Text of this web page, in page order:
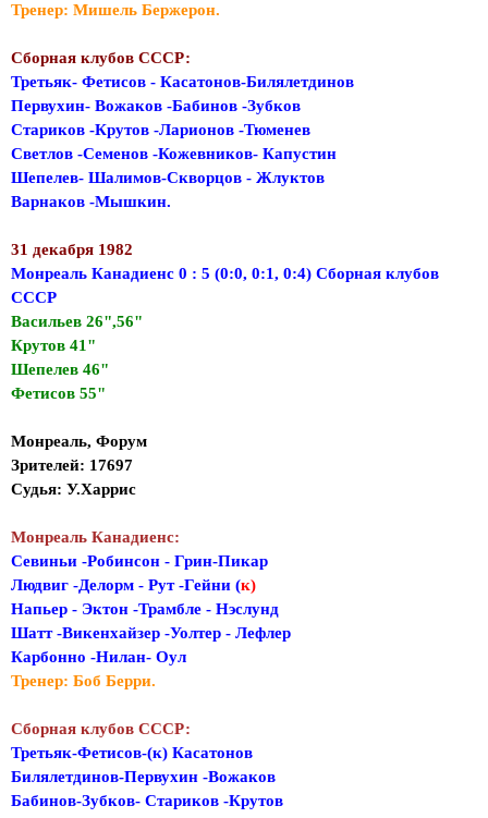
Тренер: Мишель Бержерон.
Сборная клубов СССР:
Третьяк- Фетисов - Касатонов-Билялетдинов
Первухин- Вожаков -Бабинов -Зубков
Стариков -Крутов -Ларионов -Тюменев
Светлов -Семенов -Кожевников- Капустин
Шепелев- Шалимов-Скворцов - Жлуктов
Варнаков -Мышкин.
31 декабря 1982
Монреаль Канадиенс 0 : 5 (0:0, 0:1, 0:4) Сборная клубов
СССР
Васильев 26",56"
Крутов 41"
Шепелев 46"
Фетисов 55"
Монреаль, Форум
Зрителей: 17697
Судья: У.Харрис
Монреаль Канадиенс:
Севиньи -Робинсон - Грин-Пикар
Людвиг -Делорм - Рут -Гейни (к)
Напьер - Эктон -Трамбле - Нэслунд
Шатт -Викенхайзер -Уолтер - Лефлер
Карбонно -Нилан- Оул
Тренер: Боб Берри.
Сборная клубов СССР:
Третьяк-Фетисов-(к) Касатонов
Билялетдинов-Первухин -Вожаков
Бабинов-Зубков- Стариков -Крутов